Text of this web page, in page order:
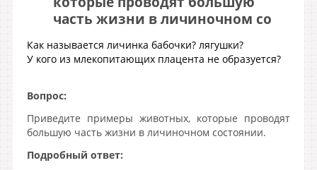
часть жизни в личиночном со
Как называется личинка бабочки? лягушки?
У кого из млекопитающих плацента не образуется?
Вопрос:
Приведите примеры животных, которые проводят
большую часть жизни в личиночном состоянии.
Подробный ответ: